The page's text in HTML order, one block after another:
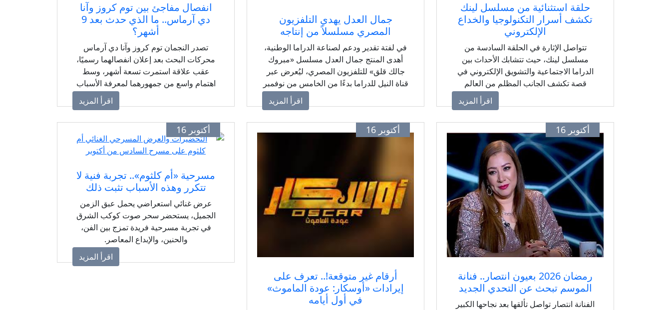
حلقة استثنائية من مسلسل لينك
تكشف أسرار التكنولوجيا والخداع
الإلكتروني
تتواصل الإثارة في الحلقة السادسة من
مسلسل لينك، حيث تتشابك الأحداث بين
الدراما الاجتماعية والتشويق الإلكتروني في
قصة تكشف الجانب المظلم من العالم
الرقمي ومخاطر الثقة في التكنولوجيا.
اقرأ المزيد
جمال العدل يهدي التلفزيون
المصري مسلسلاً من إنتاجه
في لفتة تقدير ودعم لصناعة الدراما الوطنية،
أهدى المنتج جمال العدل مسلسل «مبروك
جالك قلق» للتلفزيون المصري، ليُعرض عبر
قناة النيل للدراما بدءًا من الخامس من نوفمبر
اقرأ المزيد
انفصال مفاجئ بين توم كروز وآنا
دي آرماس.. ما الذي حدث بعد 9
أشهر؟
تصدر النجمان توم كروز وآنا دي آرماس
محركات البحث بعد إعلان انفصالهما رسميًا،
عقب علاقة استمرت تسعة أشهر، وسط
اهتمام واسع من جمهورهما لمعرفة الأسباب
الحقيقية وراء هذا القرار المفاجئ.اقرأ المزيد
أكتوبر 16
رمضان 2026 بعيون انتصار.. فنانة
الموسم تبحث عن التحدي الجديد
الفنانة انتصار تواصل تألقها بعد نجاحها الكبير
أكتوبر 16
أرقام غير متوقعة!.. تعرف على
إيرادات «أوسكار: عودة الماموث»
في أول أيامه
أكتوبر 16
مسرحية «أم كلثوم».. تجربة فنية لا
تتكرر وهذه الأسباب تثبت ذلك
عرض غنائي استعراضي يحمل عبق الزمن
الجميل، يستحضر سحر صوت كوكب الشرق
في تجربة مسرحية فريدة تمزج بين الفن،
والحنين، والإبداع المعاصر.
اقرأ المزيد